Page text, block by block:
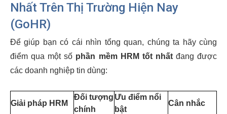
Nhất Trên Thị Trường Hiện Nay
(GoHR)
Để giúp bạn có cái nhìn tổng quan, chúng ta hãy cùng
điểm qua một số phần mềm HRM tốt nhấtđang được
các doanh nghiệp tin dùng:
Giải pháp HRM
Đối tượng
chính
Ưu điểm nổi
bật
Cân nhắc